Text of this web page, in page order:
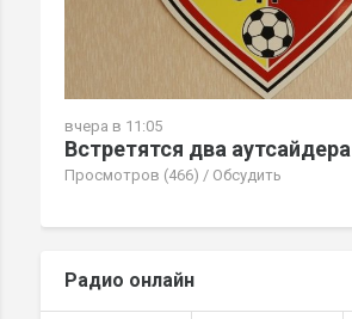
вчера в 11:05
Встретятся два аутсайдера
Просмотров (466) / Обсудить
Радио онлайн